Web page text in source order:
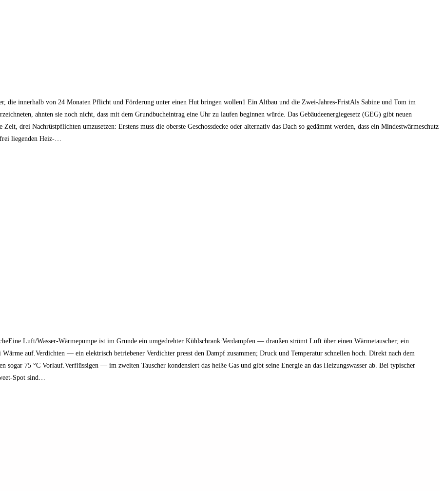
die innerhalb von 24 Monaten Pflicht und Förderung unter einen Hut bringen wollen1 Ein Altbau und die Zwei-Jahres-FristAls Sabine und Tom im
ahnten sie noch nicht, dass mit dem Grundbuch­eintrag eine Uhr zu laufen beginnen würde. Das Gebäude­energie­gesetz (GEG) gibt neuen
drei Nachrüst­pflichten umzusetzen: Erstens muss die oberste Geschossdecke oder alternativ das Dach so gedämmt werden, dass ein Mindestwärmeschutz
frei liegenden Heiz-…
Luft/Wasser-Wärmepumpe ist im Grunde ein umgedrehter Kühlschrank:Verdampfen — draußen strömt Luft über einen Wärmetauscher; ein
auf.Verdichten — ein elektrisch betriebener Verdichter presst den Dampf zusammen; Druck und Temperatur schnellen hoch. Direkt nach dem
75 °C Vorlauf.Verflüssigen — im zweiten Tauscher kondensiert das heiße Gas und gibt seine Energie an das Heizungswasser ab. Bei typischer
Spot sind…